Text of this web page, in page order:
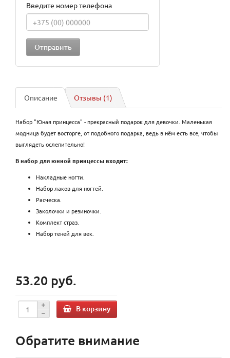
Введите номер телефона
Описание Отзывы (1)
Набор "Юная принцесса" - прекрасный подарок для девочки. Маленькая
модница будет восторге, от подобного подарка, ведь в нём есть все, чтобы
выглядеть ослепительно!
В набор для юнной принцессы входит:
Накладные ногти.
Набор лаков для ногтей.
Расческа.
Заколочки и резиночки.
Комплект страз.
Набор теней для век.
53.20 руб.
В корзину
Обратите внимание